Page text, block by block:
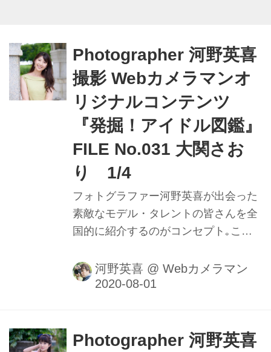
Photographer 河野英喜
撮影 Webカメラマンオ
リジナルコンテンツ
『発掘！アイドル図鑑』
FILE No.031 大関さお
り 1/4
フォトグラファー河野英喜が出会った
素敵なモデル・タレントの皆さんを全
国的に紹介するのがコンセプト｡ここ
インダー内の様子を垣間見ることがで
きるのはもちろん､週替わりの撮影小
モデルの動きに合わせてフレームをキ
河野英喜 @ Webカメラマン
Photographer 河野英喜